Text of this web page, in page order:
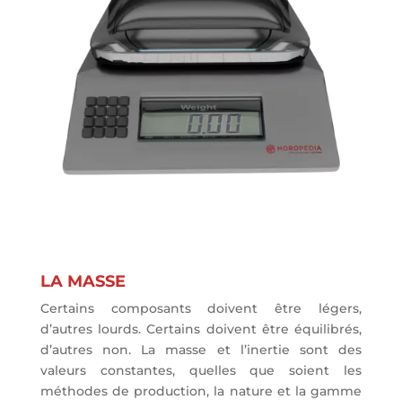
LA MASSE
Certains composants doivent être légers,
d’autres lourds. Certains doivent être équilibrés,
d’autres non. La masse et l’inertie sont des
valeurs constantes, quelles que soient les
méthodes de production, la nature et la gamme